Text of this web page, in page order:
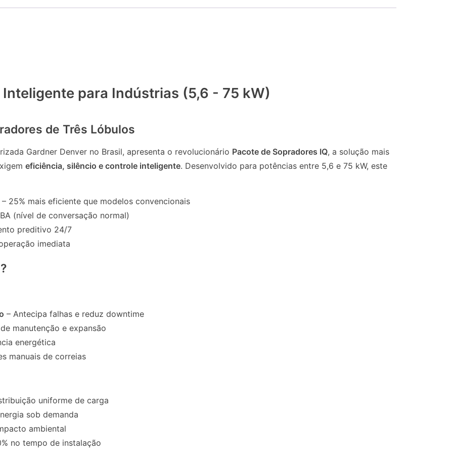
para Indústrias (5,6 - 75 kW)
de Três Lóbulos
Gardner Denver no Brasil, apresenta o revolucionário Pacote de Sopradores IQ, a solução mais
eficiência, silêncio e controle inteligente. Desenvolvido para potências entre 5,6 e 75 kW, este
– 25% mais eficiente que modelos convencionais
(nível de conversação normal)
preditivo 24/7
imediata
– Antecipa falhas e reduz downtime
manutenção e expansão
energética
manuais de correias
uniforme de carga
sob demanda
ambiental
no tempo de instalação